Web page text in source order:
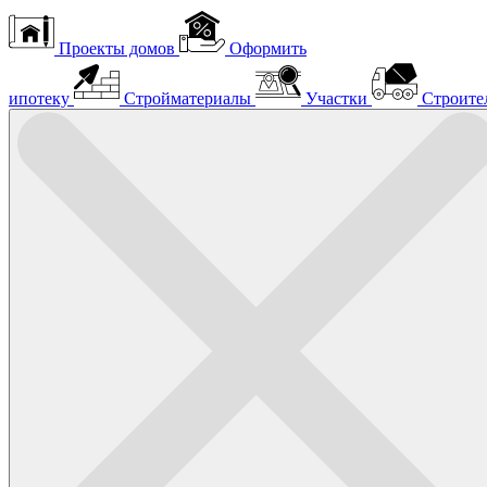
Проекты домов Оформить
ипотеку Стройматериалы Участки